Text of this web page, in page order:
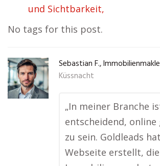
und Sichtbarkeit,
No tags for this post.
Sebastian F.,
Küssnacht
„In meiner Branche
entscheidend,
zu sein. Goldleads
Webseite erstellt,